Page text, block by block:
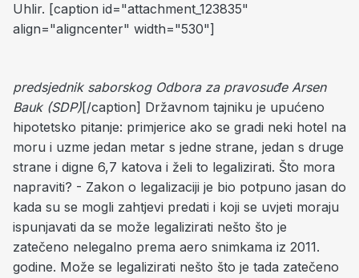
Uhlir. [caption id="attachment_123835"
align="aligncenter" width="530"]
predsjednik saborskog Odbora za pravosuđe Arsen
Bauk (SDP)[/caption] Državnom tajniku je upućeno
hipotetsko pitanje: primjerice ako se gradi neki hotel na
moru i uzme jedan metar s jedne strane, jedan s druge
strane i digne 6,7 katova i želi to legalizirati. Što mora
napraviti? - Zakon o legalizaciji je bio potpuno jasan do
kada su se mogli zahtjevi predati i koji se uvjeti moraju
ispunjavati da se može legalizirati nešto što je
zatečeno nelegalno prema aero snimkama iz 2011.
godine. Može se legalizirati nešto što je tada zatečeno